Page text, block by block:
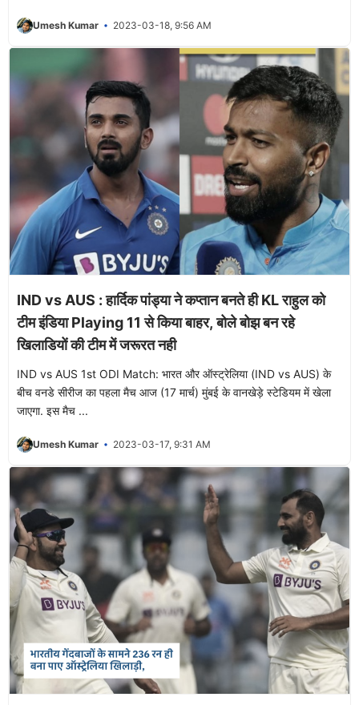
Umesh Kumar 2023-03-18, 9:56 AM
IND vs AUS : हार्दिक पांड्या ने कप्तान बनते ही KL राहुल को
टीम इंडिया Playing 11 से किया बाहर, बोले बोझ बन रहे
खिलाडियों की टीम में जरूरत नही
IND vs AUS 1st ODI Match: भारत और ऑस्ट्रेलिया (IND vs AUS) के
बीच वनडे सीरीज का पहला मैच आज (17 मार्च) मुंबई के वानखेड़े स्टेडियम में खेला
जाएगा. इस मैच ...
Umesh Kumar 2023-03-17, 9:31 AM